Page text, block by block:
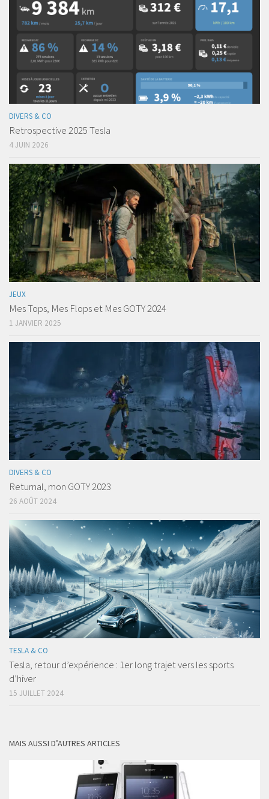
DIVERS & CO
Retrospective 2025 Tesla
4 JUIN 2026
JEUX
Mes Tops, Mes Flops et Mes GOTY 2024
1 JANVIER 2025
DIVERS & CO
Returnal, mon GOTY 2023
26 AOÛT 2024
TESLA & CO
Tesla, retour d’expérience : 1er long trajet vers les sports
d’hiver
15 JUILLET 2024
MAIS AUSSI D’AUTRES ARTICLES